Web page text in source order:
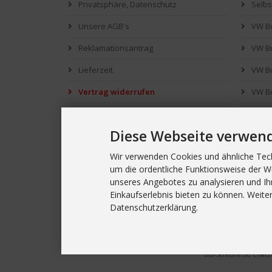
Privatsphäre, Datenschutz
Unsere AGB's
Reklamationsantrag
Lieferzeit
Vertrag widerrufen
Widerrufsbelehrung
Cookie Einstellungen
VW
VW
VW
VW
Was
Link's
Bus-Scheune.de,
Diese Webseite
Wir verwenden Cookies und ähnliche
um die ordentliche Funktionsweise der
unseres Angebotes zu analysieren und
Einkaufserlebnis bieten zu können.
Datenschutzerklärung.